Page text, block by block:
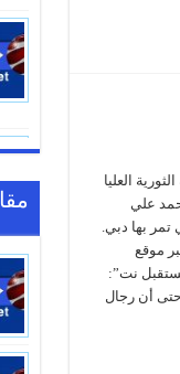
العليا
علي
تمر بها دبي.
موقع
نت”:
أن رجال